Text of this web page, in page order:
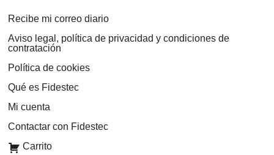
Recibe mi correo diario
Aviso legal, política de privacidad y condiciones de
contratación
Política de cookies
Qué es Fidestec
Mi cuenta
Contactar con Fidestec
Carrito